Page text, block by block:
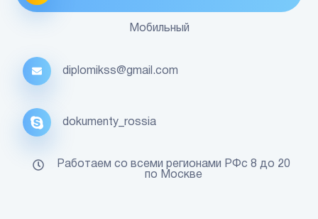
Мобильный
diplomikss@gmail.com
dokumenty_rossia
Работаем со всеми регионами РФс 8 до 20
по Москве